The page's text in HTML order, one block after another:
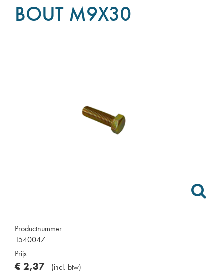
BOUT M9X30
Productnummer
1540047
Prijs
€ 2,37 (incl. btw)